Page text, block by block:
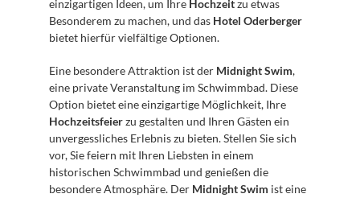
einzigartigen Ideen, um Ihre Hochzeit zu etwas
Besonderem zu machen, und das Hotel Oderberger
bietet hierfür vielfältige Optionen.
Eine besondere Attraktion ist der Midnight Swim,
eine private Veranstaltung im Schwimmbad. Diese
Hochzeitsfeier zu gestalten und Ihren Gästen ein
unvergessliches Erlebnis zu bieten. Stellen Sie sich
vor, Sie feiern mit Ihren Liebsten in einem
historischen Schwimmbad und genießen die
besondere Atmosphäre. Der Midnight Swim ist eine